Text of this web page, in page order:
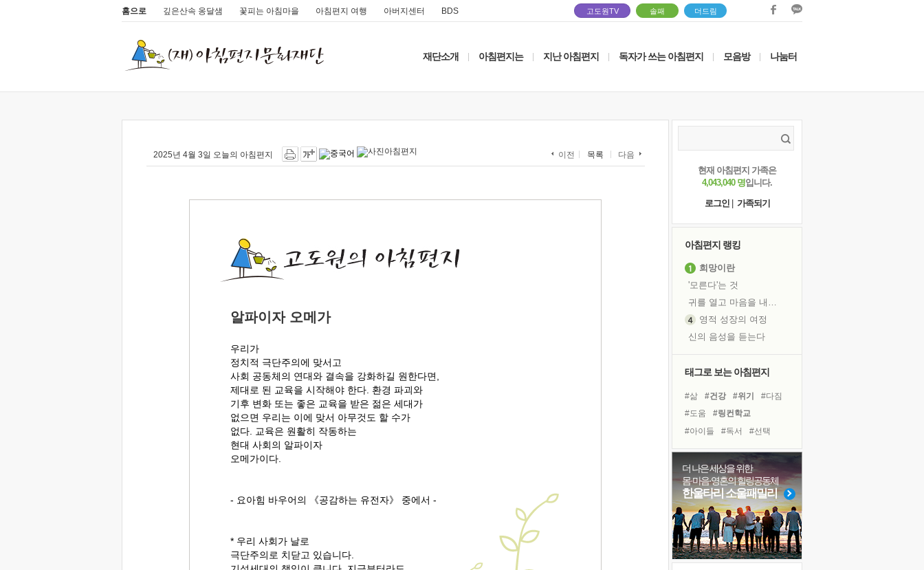
홈으로 깊은산속 옹달샘 꽃피는 아침마을 아침편지 여행 아버지센터 BDS 고도원TV 솔패 더드림
재단소개 아침편지는 지난 아침편지 독자가 쓰는 아침편지 모음방 나눔터
2025년 4월 3일 오늘의 아침편지 이전 목록 다음
알파이자 오메가
우리가
정치적 극단주의에 맞서고
사회 공동체의 연대와 결속을 강화하길 원한다면,
제대로 된 교육을 시작해야 한다. 환경 파괴와
기후 변화 또는 좋은 교육을 받은 젊은 세대가
없으면 우리는 이에 맞서 아무것도 할 수가
없다. 교육은 원활히 작동하는
현대 사회의 알파이자
오메가이다.
- 요아힘 바우어의 《공감하는 유전자》 중에서 -
* 우리 사회가 날로
극단주의로 치닫고 있습니다.
현재 아침편지 가족은
4,043,040 명입니다.
로그인
가족되기
아침편지 랭킹
희망이란
'모른다'는 것
귀를 열고 마음을 내어주고
영적 성장의 여정
신의 음성을 듣는다
극과 극의 양 끝단
'말 타는 법'을 먼저
졸업식 사진을 보며
극심한 변비, 어깨결림, 수면 장애
아픈 아버지를 위한 공간 설계
슬럼프
보고 싶은 어머니
유년 시절의 부산 영도 바다
태그로 보는 아침편지
#삶 #건강 #위기
#다짐
#도움
#링컨학교
#아이들
#독서
#선택
#극복
#사람
#명상
#힐링
#독서캠프
#경험
#유튜브
#바이러스
#친구
#리더
#비전캠프
#면역력
더 나은 세상을 위한
몸·마음·영혼의 힐링공동체
한울타리 소울패밀리